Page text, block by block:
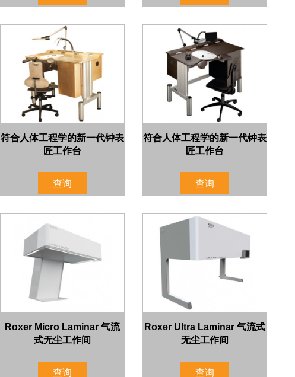
符合人体工程学的新一代钟表
匠工作台
查询
符合人体工程学的新一代钟表
匠工作台
查询
Roxer Micro Laminar 气流
式无尘工作间
查询
Roxer Ultra Laminar 气流式
无尘工作间
查询